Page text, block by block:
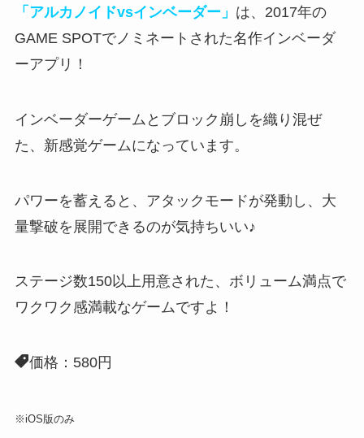
「アルカノイドvsインベーダー」 は、2017年の
GAME SPOTでノミネートされた名作インベーダ
ーアプリ！
インベーダーゲームとブロック崩しを織り混ぜ
た 、新感覚ゲームになっています。
パワーを蓄えると、アタックモードが発動し、大
量撃破を展開できるのが気持ちいい♪
ステージ数150以上用意された、ボリューム満点で
ワクワク感満載なゲームですよ！
価格：580円
※iOS版のみ